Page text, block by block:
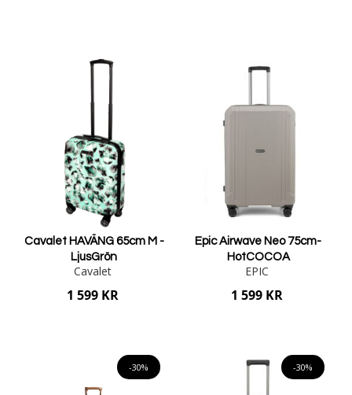
Cavalet HAVÄNG 65cm M -
LjusGrön
Cavalet
1 599 KR
Epic Airwave Neo 75cm-
HotCOCOA
EPIC
1 599 KR
-30% -30%